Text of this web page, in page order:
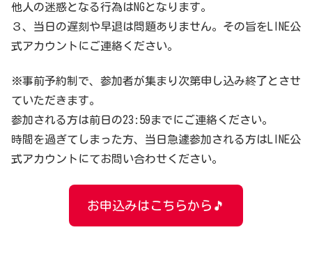
他人の迷惑となる行為はNGとなります。
３、当日の遅刻や早退は問題ありません。その旨をLINE公
式アカウントにご連絡ください。
※事前予約制で、参加者が集まり次第申し込み終了とさせ
ていただきます。
参加される方は前日の23:59までにご連絡ください。
時間を過ぎてしまった方、当日急遽参加される方はLINE公
式アカウントにてお問い合わせください。
お申込みはこちらから🎵